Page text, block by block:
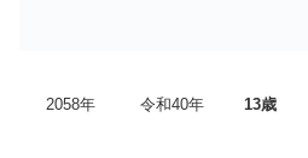
2058年 令和40年 13歳